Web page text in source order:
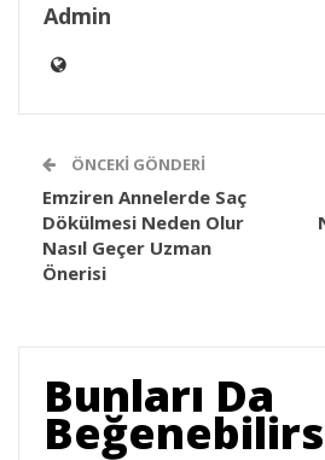
Admin
ÖNCEKI GÖNDERI
Emziren Annelerde Saç
Dökülmesi Neden Olur
Nasıl Geçer Uzman
Önerisi
Bunları Da